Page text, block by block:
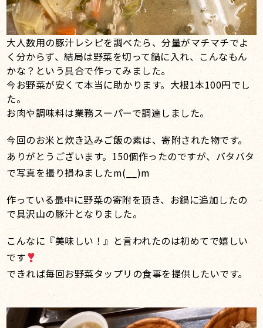
大人数用の豚汁レシピを調べたら、分量がマチマチでよ
く分からず、結局は野菜を切って鍋に入れ、こんなもん
かな？という具合で作ってみました。
今お野菜が安くて本当に助かります。大根1本100円でし
た。
お肉や調味料は業務スーパーで調達しました。
今回のお米と炊き込みご飯の素は、寄附された物です。
ありがとうございます。150個作ったのですが、バタバタ
で写真を撮り損ねましたm(__)m
作っている最中に野菜の寄附を頂き、お鍋に追加したの
で具沢山の豚汁となりました。
こんなに『美味しい！』と言われたのは初めてで嬉しい
です
できれば毎回お野菜タップリの食事を提供したいです。